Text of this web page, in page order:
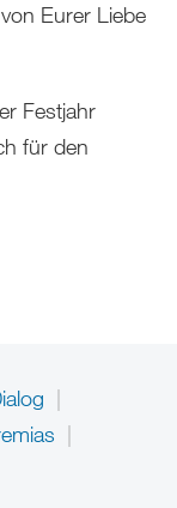
Eurer Liebe
Festjahr
für den